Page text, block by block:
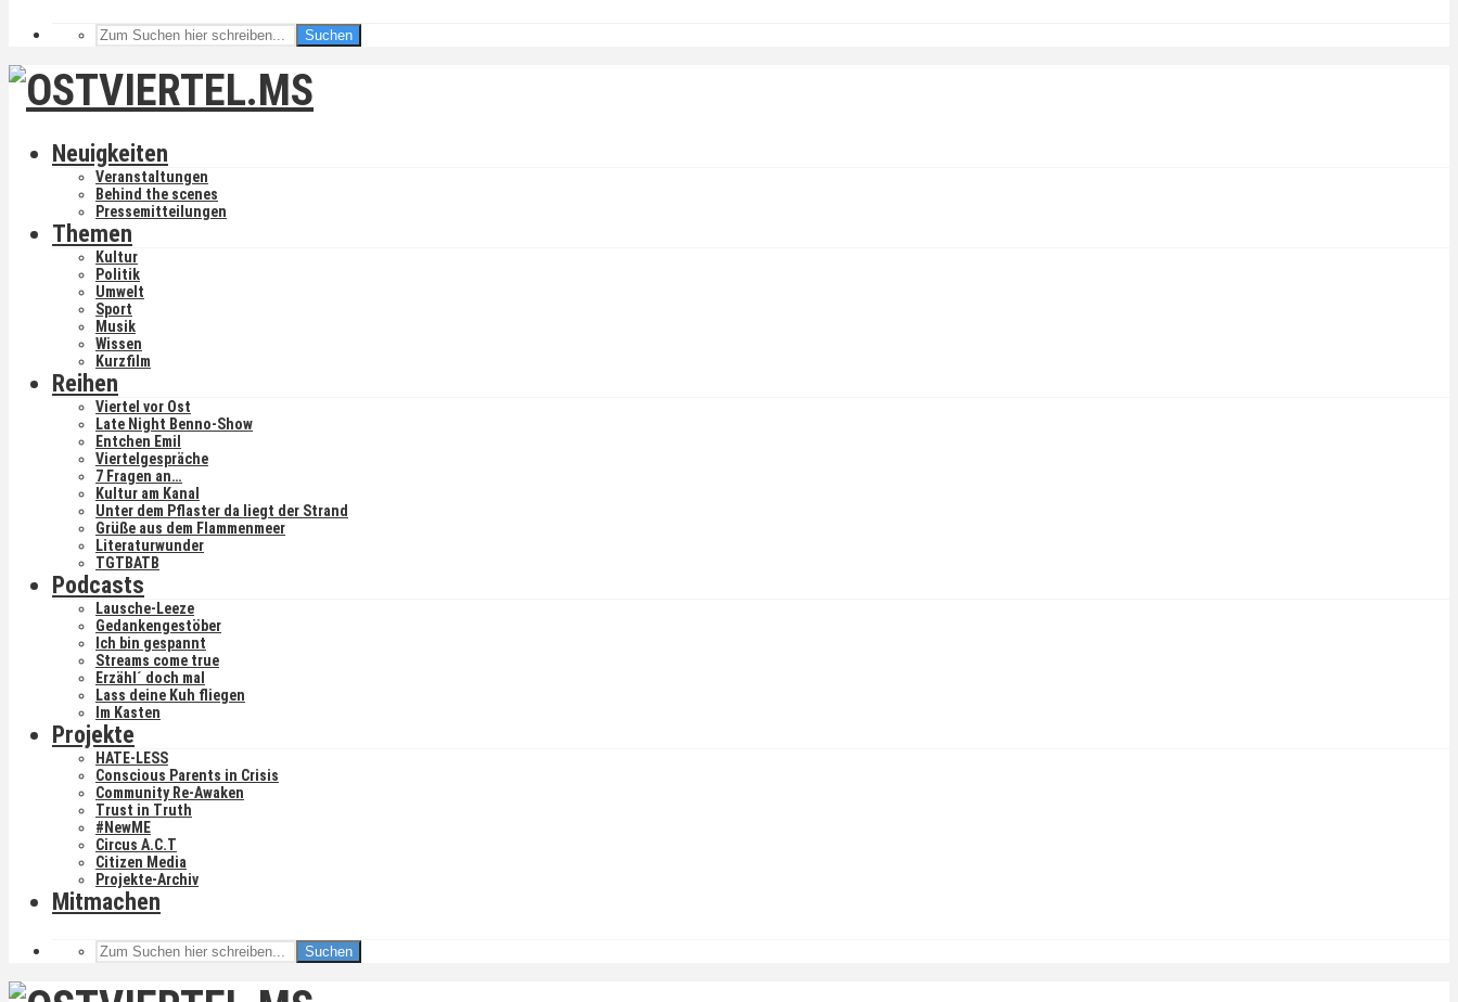
Suchen
Neuigkeiten
Veranstaltungen
Behind the scenes
Pressemitteilungen
Themen
Kultur
Politik
Umwelt
Sport
Musik
Wissen
Kurzfilm
Reihen
Viertel vor Ost
Late Night Benno-Show
Entchen Emil
Viertelgespräche
7 Fragen an…
Kultur am Kanal
Unter dem Pflaster da liegt der Strand
Grüße aus dem Flammenmeer
Literaturwunder
TGTBATB
Podcasts
Lausche-Leeze
Gedankengestöber
Ich bin gespannt
Streams come true
Erzähl´ doch mal
Lass deine Kuh fliegen
Im Kasten
Projekte
HATE-LESS
Conscious Parents in Crisis
Community Re-Awaken
Trust in Truth
#NewME
Circus A.C.T
Citizen Media
Projekte-Archiv
Mitmachen
Suchen